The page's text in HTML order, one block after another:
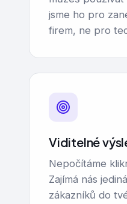
jsme ho pro
firem, ne pro
Viditelné
Nepočítáme
Zajímá nás
zákazníků do